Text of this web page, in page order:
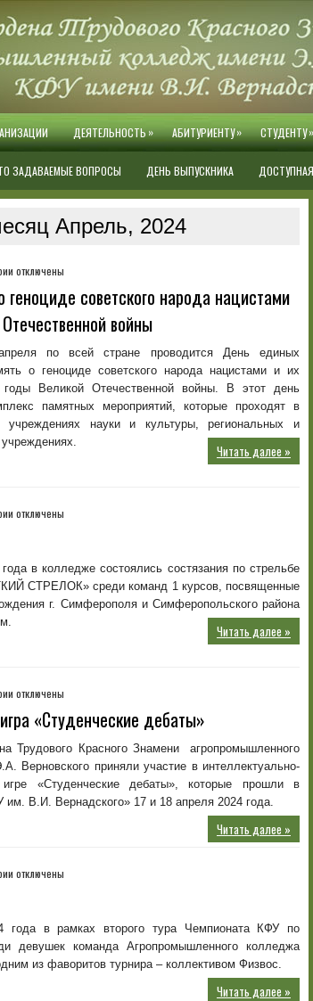
ДЕЯТЕЛЬНОСТЬ» АБИТУРИЕНТУ» СТУДЕНТУ»
ЗАДАВАЕМЫЕ ВОПРОСЫ ДЕНЬ ВЫПУСКНИКА
Апрель, 2024
к
День
единых
действий
в
память
геноциде
советского
народа
нацистами
в
войны
отключены
советского народа нацистами
войны
по всей стране проводится День единых
о геноциде советского народа нацистами и их
годы Великой Отечественной войны. В этот день
памятных мероприятий, которые проходят в
учреждениях науки и культуры, региональных и
Читать далее »
котключены
в колледже состоялись состязания по стрельбе
СТРЕЛОК» среди команд 1 курсов, посвященные
г. Симферополя и Симферопольского района
Читать далее »
к
Интеллектуально-
дискуссионная
игра
«Студенческие
дебаты»
отключены
«Студенческие дебаты»
Трудового Красного Знамени агропромышленного
Верновского приняли участие в интеллектуально-
игре «Студенческие дебаты», которые прошли в
В.И. Вернадского» 17 и 18 апреля 2024 года.
Читать далее »
котключены
года в рамках второго тура Чемпионата КФУ по
девушек команда Агропромышленного колледжа
из фаворитов турнира – коллективом Физвос.
Читать далее »